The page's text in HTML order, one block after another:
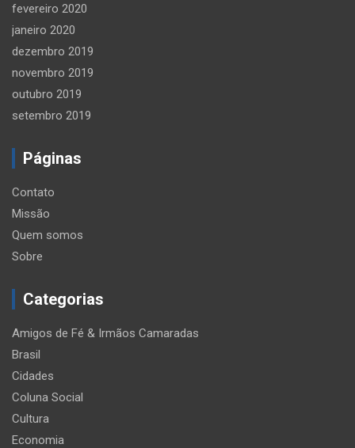
fevereiro 2020
janeiro 2020
dezembro 2019
novembro 2019
outubro 2019
setembro 2019
Páginas
Contato
Missão
Quem somos
Sobre
Categorias
Amigos de Fé & Irmãos Camaradas
Brasil
Cidades
Coluna Social
Cultura
Economia